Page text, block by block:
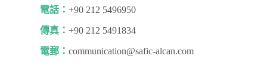
電話：+90 212 5496950
傳真：+90 212 5491834
電郵：communication@safic-alcan.com